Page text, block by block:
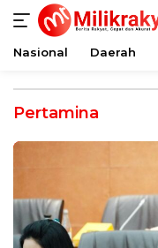
konten
Nasional Daerah
Pertamina